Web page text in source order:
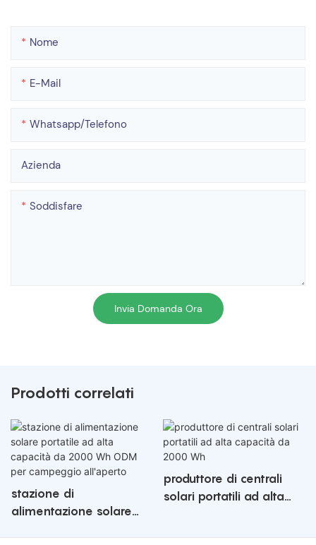
Nome
E-Mail
Whatsapp/telefono
Azienda
Soddisfare
Invia Domanda Ora
Prodotti correlati
stazione di
alimentazione solare
produttore di centrali
solari portatili ad alta